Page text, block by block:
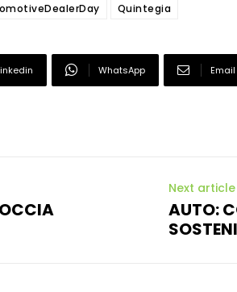
Quintegia
WhatsApp Email
Next article
AUTO: